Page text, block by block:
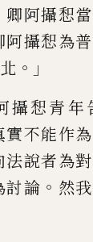
卿阿攝惒
阿攝惒為
。」
攝惒青年
實不能作為
法說者為
討論 。 然